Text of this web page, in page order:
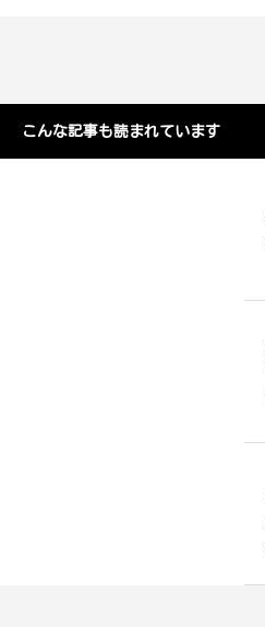
こんな記事も読まれています